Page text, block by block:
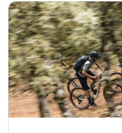
ご質問はありますか
お客様のご質問に、キャ